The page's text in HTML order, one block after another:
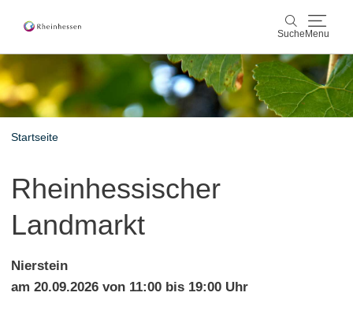
Suche Menu
Suche
Wein & Genuss
Veranstaltungen
Shop Rheinhessen-Blog Karte
Startseite
Rheinhessischer
Landmarkt
Nierstein
am 20.09.2026 von 11:00 bis 19:00 Uhr